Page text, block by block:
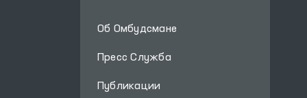
Об Омбудсмане
Пресс Служба
Публикации